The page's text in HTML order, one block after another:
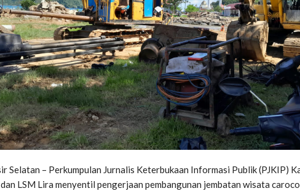
Selatan – Perkumpulan Jurnalis Keterbukaan Informasi Publik (PJKIP)
LSM Lira menyentil pengerjaan pembangunan jembatan wisata